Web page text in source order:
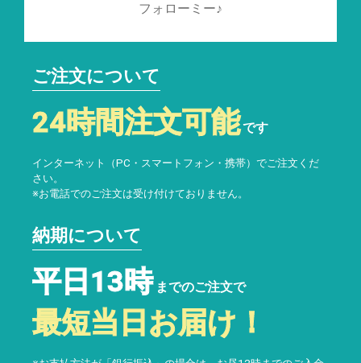
フォローミー♪
ご注文について
24時間注文可能です
インターネット（PC・スマートフォン・携帯）でご注文くだ
さい。
※お電話でのご注文は受け付けておりません。
納期について
平日13時 までのご注文で
最短当日お届け！